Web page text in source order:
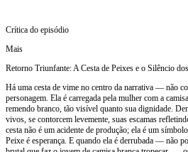
Crítica do episódio
Mais
Retorno Triunfante: A Cesta de Peixes e o Silêncio
Há uma cesta de vime no centro da narrativa — não
personagem. Ela é carregada pela mulher com a
remendo branco, tão visível quanto sua dignidade.
vivos, se contorcem levemente, suas escamas
cesta não é um acidente de produção; ela é um
Peixe é esperança. E quando ela é derrubada — não